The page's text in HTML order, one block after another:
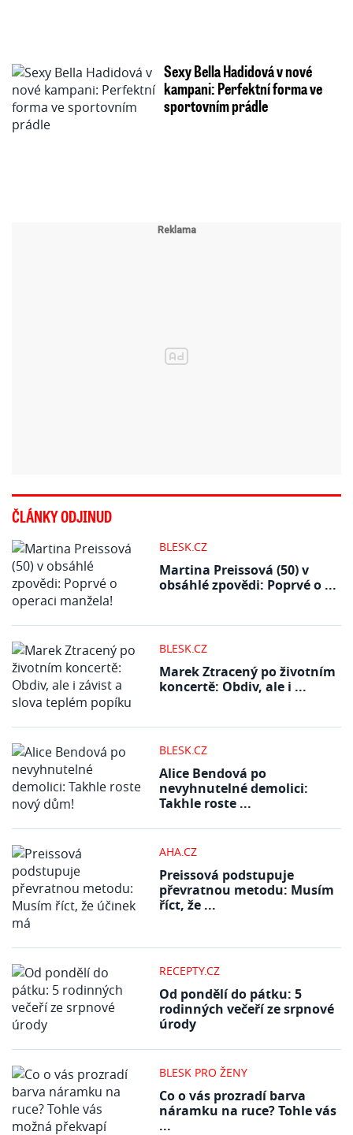
Sexy Bella Hadidová v nové
kampani: Perfektní forma ve
sportovním prádle
ČLÁNKY ODJINUD
BLESK.CZ
Martina Preissová (50) v
obsáhlé zpovědi: Poprvé o ...
BLESK.CZ
Marek Ztracený po životním
koncertě: Obdiv, ale i ...
BLESK.CZ
Alice Bendová po
nevyhnutelné demolici:
Takhle roste ...
AHA.CZ
Preissová podstupuje
převratnou metodu: Musím
říct, že ...
RECEPTY.CZ
Od pondělí do pátku: 5
rodinných večeří ze srpnové
úrody
BLESK PRO ŽENY
Co o vás prozradí barva
náramku na ruce? Tohle vás
...